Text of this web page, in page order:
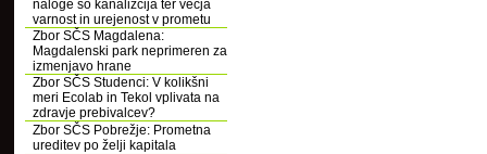
naloge so kanalizcija ter večja
varnost in urejenost v prometu
Zbor SČS Magdalena:
Magdalenski park neprimeren za
izmenjavo hrane
Zbor SČS Studenci: V kolikšni
meri Ecolab in Tekol vplivata na
zdravje prebivalcev?
Zbor SČS Pobrežje: Prometna
ureditev po želji kapitala